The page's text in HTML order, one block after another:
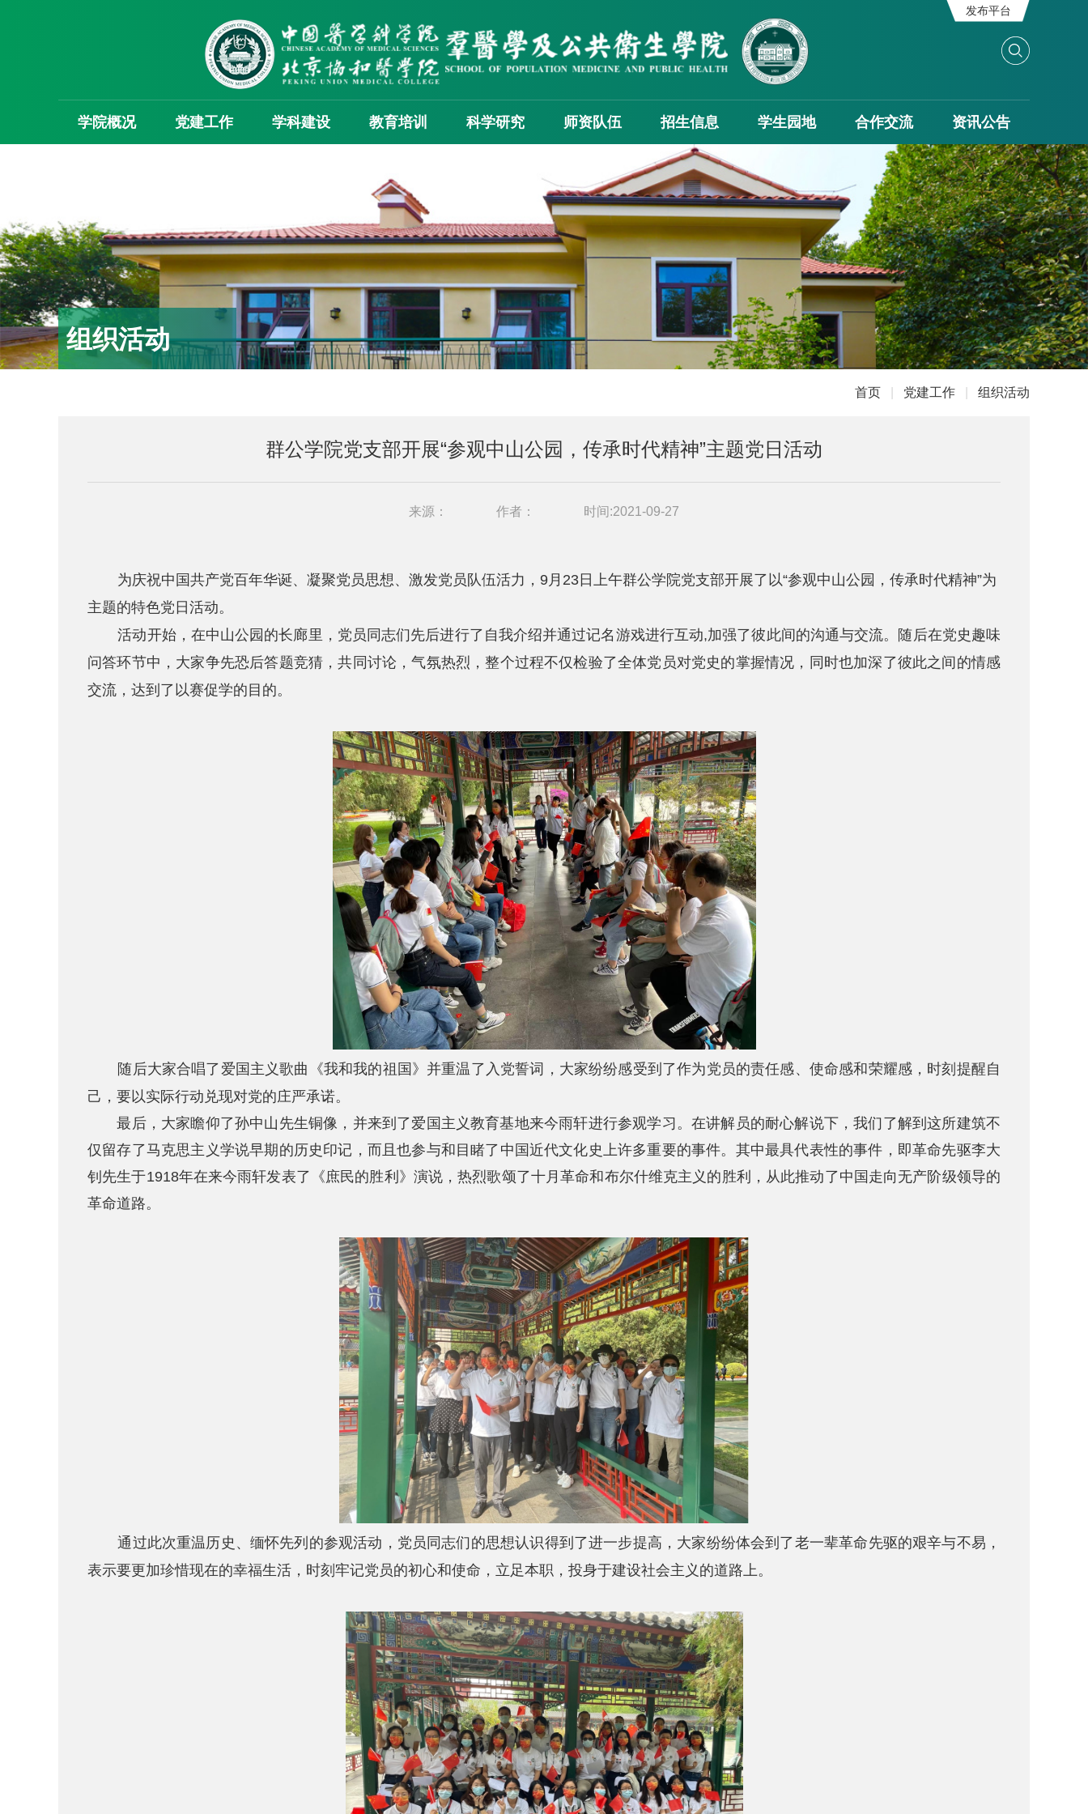
发布平台
学院概况 党建工作 学科建设 教育培训 科学研究 师资队伍 招生信息 学生园地 合作交流 资讯公告
组织活动
首页 党建工作 组织活动
群公学院党支部开展“参观中山公园，传承时代精神”主题党日活动
来源： 作者： 时间:2021-09-27
为庆祝中国共产党百年华诞、凝聚党员思想、激发党员队伍活力，9月23日上午群公学院党支部开展了以“参观中山公园，传承时代精神”为
主题的特色党日活动。
活动开始，在中山公园的长廊里，党员同志们先后进行了自我介绍并通过记名游戏进行互动,加强了彼此间的沟通与交流。随后在党史趣味
问答环节中，大家争先恐后答题竞猜，共同讨论，气氛热烈，整个过程不仅检验了全体党员对党史的掌握情况，同时也加深了彼此之间的情感
交流，达到了以赛促学的目的。
随后大家合唱了爱国主义歌曲《我和我的祖国》并重温了入党誓词，大家纷纷感受到了作为党员的责任感、使命感和荣耀感，时刻提醒自
己，要以实际行动兑现对党的庄严承诺。
最后，大家瞻仰了孙中山先生铜像，并来到了爱国主义教育基地来今雨轩进行参观学习。在讲解员的耐心解说下，我们了解到这所建筑不
仅留存了马克思主义学说早期的历史印记，而且也参与和目睹了中国近代文化史上许多重要的事件。其中最具代表性的事件，即革命先驱李大
钊先生于1918年在来今雨轩发表了《庶民的胜利》演说，热烈歌颂了十月革命和布尔什维克主义的胜利，从此推动了中国走向无产阶级领导的
革命道路。
通过此次重温历史、缅怀先列的参观活动，党员同志们的思想认识得到了进一步提高，大家纷纷体会到了老一辈革命先驱的艰辛与不易，
表示要更加珍惜现在的幸福生活，时刻牢记党员的初心和使命，立足本职，投身于建设社会主义的道路上。